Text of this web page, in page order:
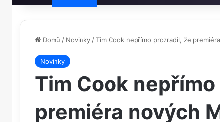
Domů / Novinky /Tim Cook nepřímo prozradil, že
Novinky
Tim Cook
premiéra nových